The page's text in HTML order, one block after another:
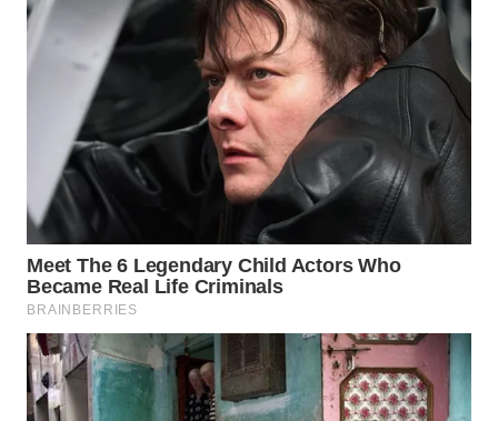
WN
TANGERANG
BINJAI
WN
CIREBON
WN
INDRAMAYU
WN
KUNINGAN